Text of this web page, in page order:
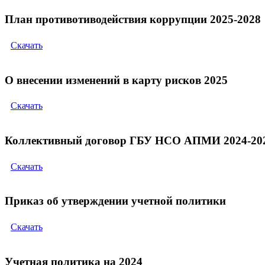
План противотиводействия коррупции 2025-2028
Скачать
О внесении изменений в карту рисков 2025
Скачать
Коллективный договор ГБУ НСО АПМИ 2024-
Скачать
Приказ об утверждении учетной политики
Скачать
Учетная политика на 2024